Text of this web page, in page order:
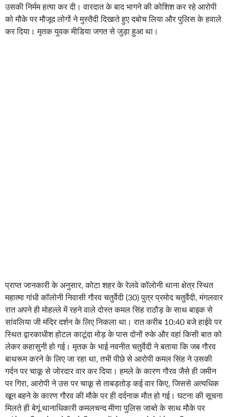
उसकी निर्मम हत्या कर दी। वारदात के बाद भागने की कोशिश कर रहे आरोपी
को मौके पर मौजूद लोगों ने मुस्तैदी दिखाते हुए दबोच लिया और पुलिस के हवाले
कर दिया। मृतक युवक मीडिया जगत से जुड़ा हुआ था।
प्राप्त जानकारी के अनुसार, कोटा शहर के रेलवे कॉलोनी थाना क्षेत्र स्थित
महात्मा गांधी कॉलोनी निवासी गौरव चतुर्वेदी (30) पुत्र प्रमोद चतुर्वेदी, मंगलवार
रात अपने ही मोहल्ले में रहने वाले दोस्त कमल सिंह राठौड़ के साथ बाइक से
सांवलिया जी मंदिर दर्शन के लिए निकला था। रात करीब 10:40 बजे हाईवे पर
स्थित द्वारकाधीश होटल काटूंदा मोड़ के पास दोनों रुके और वहां किसी बात को
लेकर कहासुनी हो गई। मृतक के भाई नवनीत चतुर्वेदी ने बताया कि जब गौरव
बाथरूम करने के लिए जा रहा था, तभी पीछे से आरोपी कमल सिंह ने उसकी
गर्दन पर चाकू से जोरदार वार कर दिया। हमले के कारण गौरव जैसे ही जमीन
पर गिरा, आरोपी ने उस पर चाकू से ताबड़तोड़ कई वार किए, जिससे अत्यधिक
खून बहने के कारण गौरव की मौके पर ही दर्दनाक मौत हो गई। घटना की सूचना
मिलते ही बेगूं थानाधिकारी कमलचन्द मीणा पुलिस जाब्ते के साथ मौके पर